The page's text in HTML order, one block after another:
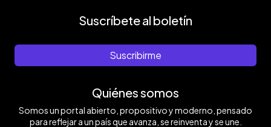
Suscríbete al boletín
Suscribirme
Quiénes somos
Somos un portal abierto, propositivo y moderno, pensado
para reflejar a un país que avanza, se reinventa y se une.